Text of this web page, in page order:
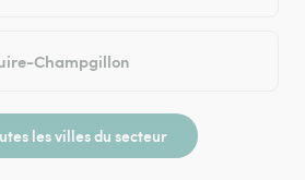
Champgillon
les villes du secteur